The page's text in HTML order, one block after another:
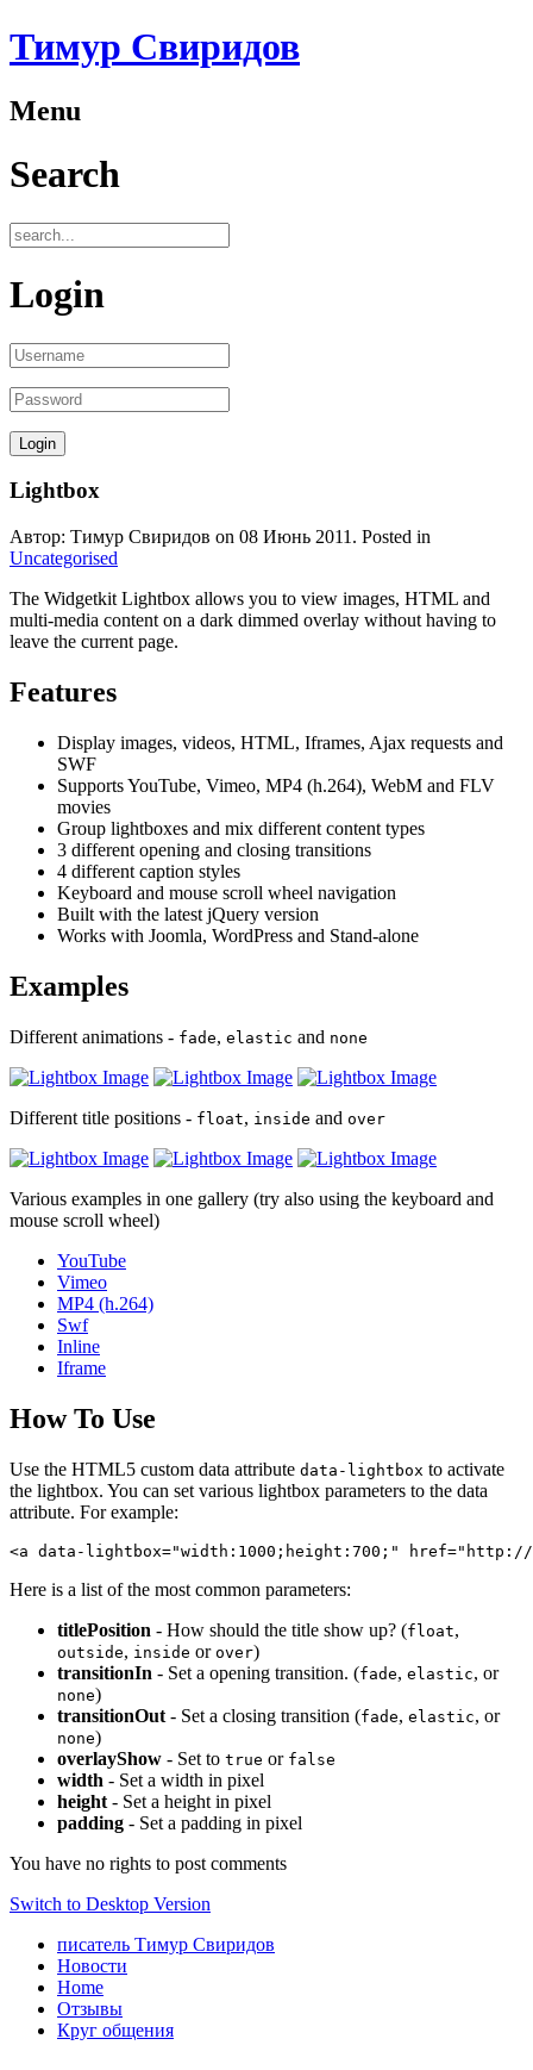
Тимур Свиридов
Menu
Search
Login
Lightbox
Автор: Тимур Свиридов on 08 Июнь 2011 . Posted in
Uncategorised
The Widgetkit Lightbox allows you to view images, HTML and
multi-media content on a dark dimmed overlay without having to
leave the current page.
Features
Display images, videos, HTML, Iframes, Ajax requests and
SWF
Supports YouTube, Vimeo, MP4 (h.264), WebM and FLV
movies
Group lightboxes and mix different content types
3 different opening and closing transitions
4 different caption styles
Keyboard and mouse scroll wheel navigation
Built with the latest jQuery version
Works with Joomla, WordPress and Stand-alone
Examples
Different animations - fade, elastic and none
Different title positions - float, inside and over
Various examples in one gallery (try also using the keyboard and
mouse scroll wheel)
YouTube
Vimeo
MP4 (h.264)
Swf
Inline
Iframe
How To Use
Use the HTML5 custom data attribute data-lightbox to activate
the lightbox. You can set various lightbox parameters to the data
attribute. For example:
<a data-lightbox="width:1000;height:700;" href="http://
Here is a list of the most common parameters:
titlePosition - How should the title show up? (float,
outside, inside or over)
transitionIn - Set a opening transition. (fade, elastic, or
none)
transitionOut - Set a closing transition (fade, elastic, or
none)
overlayShow - Set to true or false
width - Set a width in pixel
height - Set a height in pixel
padding - Set a padding in pixel
You have no rights to post comments
Switch to Desktop Version
писатель Тимур Свиридов
Новости
Home
Отзывы
Круг общения